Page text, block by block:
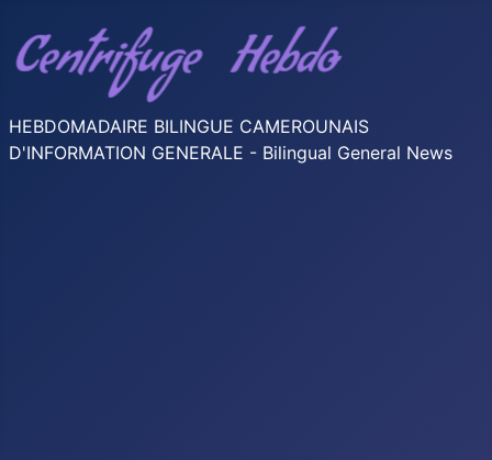
HEBDOMADAIRE BILINGUE CAMEROUNAIS
D'INFORMATION GENERALE - Bilingual General News